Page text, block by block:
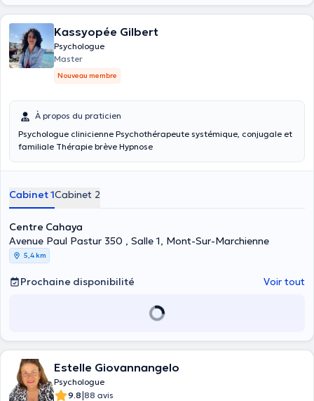
Problèmes existentiels
Soutien contre le décrochage scolaire des écoliers et étudiants
Soutien psychologique aux immigrés face aux difficultés
d’intégration sociale et économique.
Soutien psychologique aux personnes dépendante d’alcool, des
drogues etc.
Soutien psychologique face aux difficultés du vécu des personnes
LGBTQIA+
Kassyopée Gilbert
Psychologue
Master
Nouveau membre
À propos du praticien
Psychologue clinicienne Psychothérapeute systémique, conjugale et
familiale Thérapie brève Hypnose
Cabinet 1Cabinet 2
Centre Cahaya
Avenue Paul Pastur 350 , Salle 1, Mont-Sur-Marchienne
5,4 km
Prochaine disponibilité Voir tout
Estelle Giovannangelo
Psychologue
9.8|88 avis